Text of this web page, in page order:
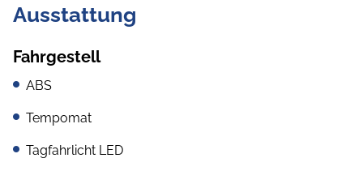
Ausstattung
Fahrgestell
ABS
Tempomat
Tagfahrlicht LED